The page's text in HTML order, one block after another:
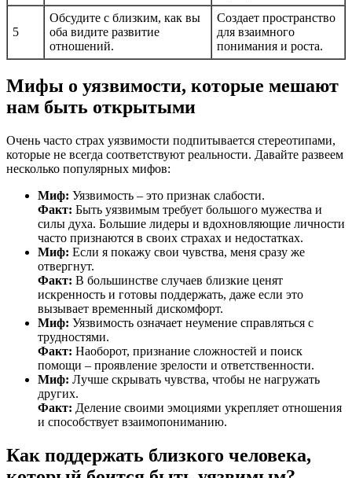
5
Обсудите с близким, как вы
оба видите развитие
отношений.
Создает пространство
для взаимного
понимания и роста.
Мифы о уязвимости, которые мешают
нам быть открытыми
Очень часто страх уязвимости подпитывается стереотипами,
которые не всегда соответствуют реальности. Давайте развеем
несколько популярных мифов:
Миф: Уязвимость – это признак слабости.
Факт: Быть уязвимым требует большого мужества и
силы духа. Большие лидеры и вдохновляющие личности
часто признаются в своих страхах и недостатках.
Миф: Если я покажу свои чувства, меня сразу же
отвергнут.
Факт: В большинстве случаев близкие ценят
искренность и готовы поддержать, даже если это
вызывает временный дискомфорт.
Миф: Уязвимость означает неумение справляться с
трудностями.
Факт: Наоборот, признание сложностей и поиск
помощи – проявление зрелости и ответственности.
Миф: Лучше скрывать чувства, чтобы не нагружать
других.
Факт: Деление своими эмоциями укрепляет отношения
и способствует взаимопониманию.
Как поддержать близкого человека,